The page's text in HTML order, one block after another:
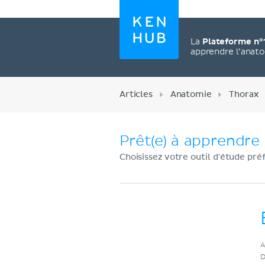
La Plateforme
apprendre
Articles Anatomie Thorax
Prêt(e) à apprendre
Choisissez votre outil d'étude